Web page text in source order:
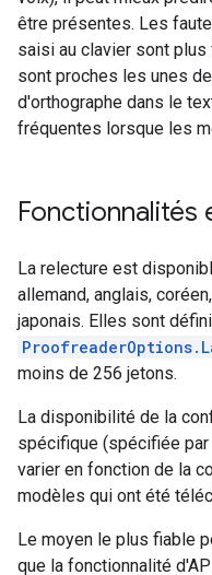
être présentes. Les
saisi au clavier sont
sont proches les unes
d'orthographe dans le
fréquentes lorsque les
Fonctionnalités
La relecture est
allemand, anglais,
japonais. Elles sont
moins de 256 jetons.
La disponibilité de la
spécifique (spécifiée par
varier en fonction de la
modèles qui ont été
Le moyen le plus fiable
que la fonctionnalité